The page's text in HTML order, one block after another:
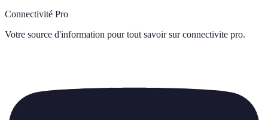
Connectivité Pro
Votre source d'information pour tout savoir sur connectivite pro.